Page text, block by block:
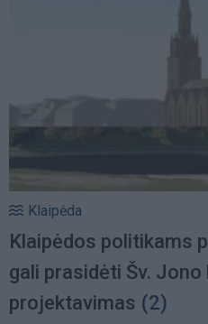
Klaipėda
Klaipėdos politikams
gali prasidėti Šv. Jono
projektavimas (2)